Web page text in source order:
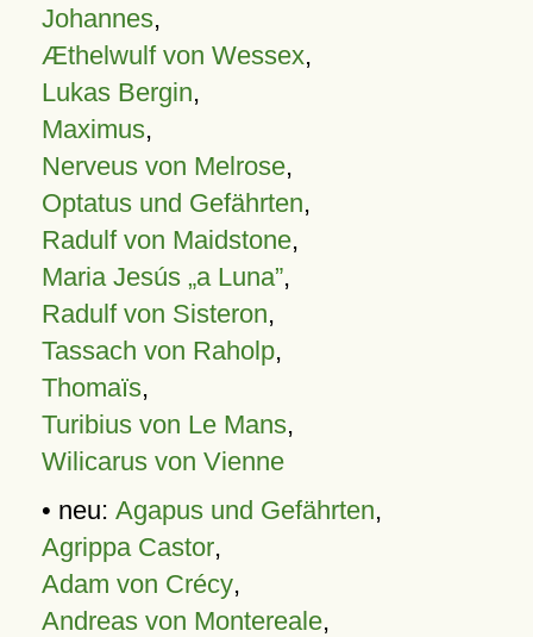
Johannes,
Æthelwulf von Wessex,
Lukas Bergin,
Maximus,
Nerveus von Melrose,
Optatus und Gefährten,
Radulf von Maidstone,
Maria Jesús „a Luna”,
Radulf von Sisteron,
Tassach von Raholp,
Thomaïs,
Turibius von Le Mans,
Wilicarus von Vienne
• neu: Agapus und Gefährten,
Agrippa Castor,
Adam von Crécy,
Andreas von Montereale,